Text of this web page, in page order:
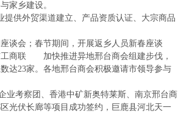
家乡建设。
供外贸渠道建立、产品资质认证、大宗商品
会；春节期间，开展返乡人员新春座谈
工商联 加快推进异地邢台商会组建步伐，
达23家。各地邢台商会积极邀请市领导参与
考察团、香港中矿新奥特莱斯、南京邢台商
光伏长廊等项目成功签约，巨鹿县河北天一